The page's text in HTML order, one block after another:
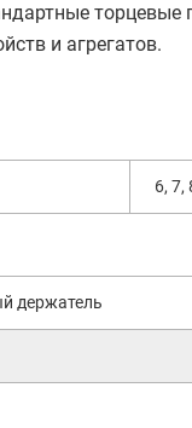
торцевые
и агрегатов.
6, 7,
держатель